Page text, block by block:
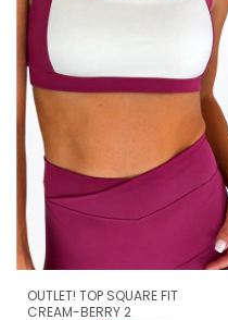
OUTLET! TOP SQUARE FIT
CREAM-BERRY 2